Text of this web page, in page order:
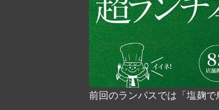
前回のランパスでは「塩麹